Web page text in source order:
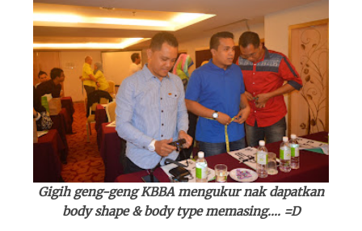
Gigih geng-geng KBBA mengukur nak dapatkan
body shape & body type memasing.... =D